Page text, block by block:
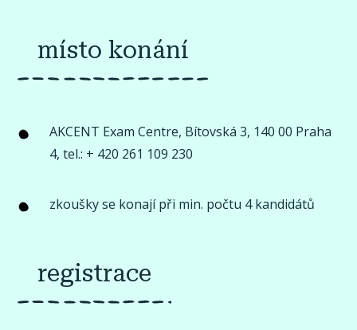
místo konání
AKCENT Exam Centre, Bítovská 3, 140 00 Praha
4, tel.: + 420 261 109 230
zkoušky se konají při min. počtu 4 kandidátů
registrace